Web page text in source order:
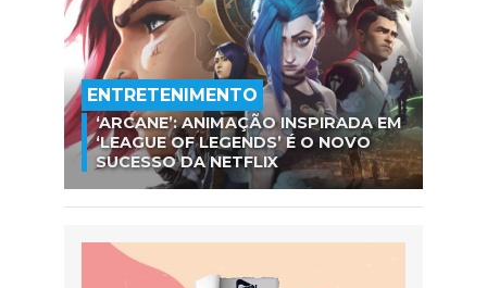
ENTRETENIMENTO
‘ARCANE’: ANIMAÇÃO INSPIRADA EM
‘LEAGUE OF LEGENDS’ É O NOVO
SUCESSO DA NETFLIX